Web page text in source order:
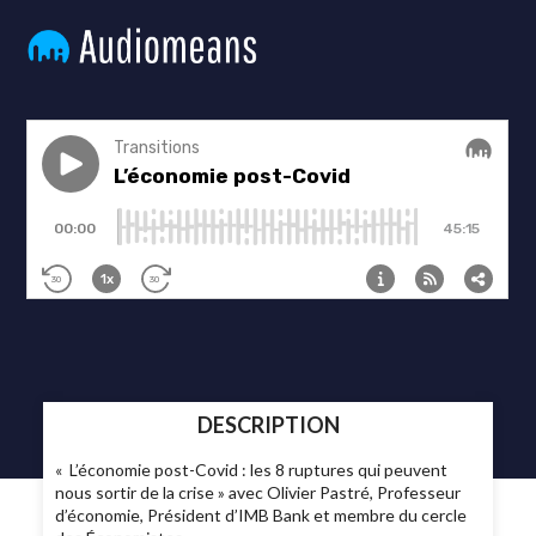
DESCRIPTION
« L’économie post-Covid : les 8 ruptures qui peuvent
nous sortir de la crise » avec Olivier Pastré, Professeur
d’économie, Président d’IMB Bank et membre du cercle